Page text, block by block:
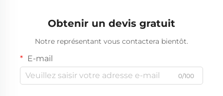
Obtenir un devis gratuit
Notre représentant vous contactera bientôt.
E-mail
0/100